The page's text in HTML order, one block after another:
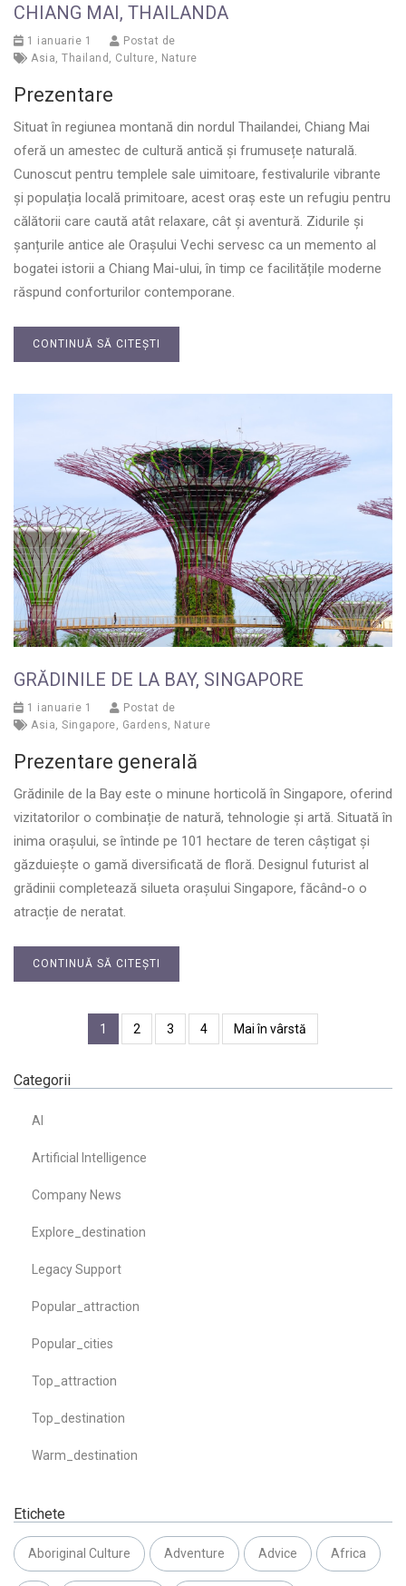
CHIANG MAI, THAILANDA
1 ianuarie 1
Postat de
Asia, Thailand , Culture, Nature
Prezentare
Situat în regiunea montană din nordul Thailandei, Chiang Mai
oferă un amestec de cultură antică și frumusețe naturală.
Cunoscut pentru templele sale uimitoare, festivalurile vibrante
și populația locală primitoare, acest oraș este un refugiu pentru
călătorii care caută atât relaxare, cât și aventură. Zidurile și
șanțurile antice ale Orașului Vechi servesc ca un memento al
bogatei istorii a Chiang Mai-ului, în timp ce facilitățile moderne
răspund conforturilor contemporane.
CONTINUĂ SĂ CITEȘTI
GRĂDINILE DE LA BAY, SINGAPORE
1 ianuarie 1
Postat de
Asia Singapore Gardens Nature
Prezentare generală
Grădinile de la Bay este o minune horticolă în Singapore, oferind
vizitatorilor o combinație de natură, tehnologie și artă. Situată în
inima orașului, se întinde pe 101 hectare de teren câștigat și
găzduiește o gamă diversificată de floră. Designul futurist al
grădinii completează silueta orașului Singapore, făcând-o o
atracție de neratat.
CONTINUĂ SĂ CITEȘTI
1 2 3 4 Mai în vârstă
Categorii
AI
Artificial Intelligence
Company News
Explore_destination
Legacy Support
Popular_attraction
Popular_cities
Top_attraction
Top_destination
Warm_destination
Etichete
Aboriginal Culture Adventure Advice Africa